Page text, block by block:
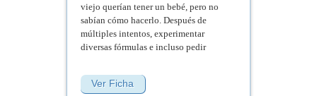
viejo querían tener un bebé, pero no
sabían cómo hacerlo. Después de
múltiples intentos, experimentar
diversas fórmulas e incluso pedir
llegaron a una conclusión: hacer un
hijo es muy complicado. Un día, la
Ver Ficha